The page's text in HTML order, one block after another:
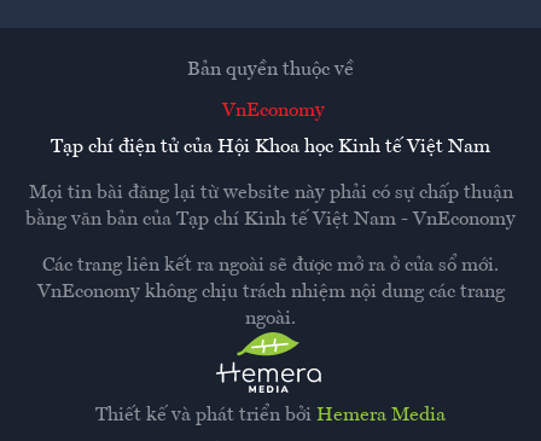
Thiết kế và phát triển bởi Hemera Media
Bản quyền thuộc về
VnEconomy
Tạp chí điện tử của Hội Khoa học Kinh tế Việt Nam
Mọi tin bài đăng lại từ website này phải có sự chấp thuận
bằng văn bản của Tạp chí Kinh tế Việt Nam - VnEconomy
Các trang liên kết ra ngoài sẽ được mở ra ở cửa sổ mới.
VnEconomy không chịu trách nhiệm nội dung các trang
ngoài.